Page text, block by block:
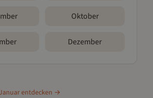
Oktober
Dezember
Januarentdecken →